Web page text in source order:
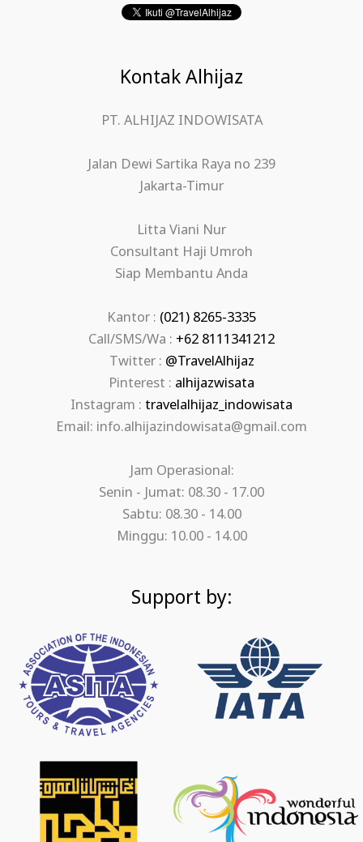
Kontak Alhijaz
PT. ALHIJAZ INDOWISATA
Jalan Dewi Sartika Raya no 239
Jakarta-Timur
Litta Viani Nur
Consultant Haji Umroh
Siap Membantu Anda
Kantor : (021) 8265-3335
Call/SMS/Wa : +62 8111341212
Twitter : @TravelAlhijaz
Pinterest : alhijazwisata
Instagram : travelalhijaz_indowisata
Email: info.alhijazindowisata@gmail.com
Jam Operasional:
Senin - Jumat: 08.30 - 17.00
Sabtu: 08.30 - 14.00
Minggu: 10.00 - 14.00
Support by: